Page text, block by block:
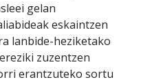
gelan
eskaintzen
lanbide-heziketako
zuzentzen
erantzuteko sortu